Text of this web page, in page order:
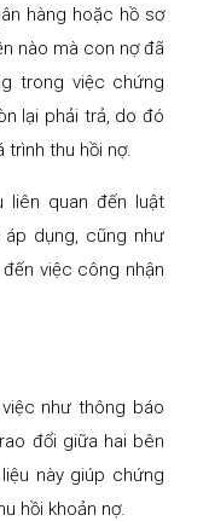
hàng hoặc hồ sơ
nào mà con nợ đã
trong việc chứng
lại phải trả, do đó
trình thu hồi nợ.
liên quan đến luật
dụng, cũng như
việc công nhận
như thông báo
đổi giữa hai bên
này giúp chứng
hồi khoản nợ.